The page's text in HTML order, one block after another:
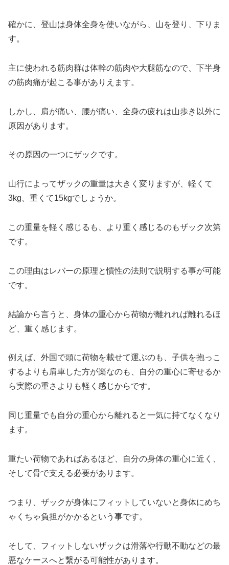
確かに、登山は身体全身を使いながら、山を登り、下りま
す。
主に使われる筋肉群は体幹の筋肉や大腿筋なので、下半身
の筋肉痛が起こる事がありえます。
しかし、肩が痛い、腰が痛い、全身の疲れは山歩き以外に
原因があります。
その原因の一つにザックです。
山行によってザックの重量は大きく変りますが、軽くて
3kg、重くて15kgでしょうか。
この重量を軽く感じるも、より重く感じるのもザック次第
です。
この理由はレバーの原理と慣性の法則で説明する事が可能
です。
結論から言うと、身体の重心から荷物が離れれば離れるほ
ど、重く感じます。
例えば、外国で頭に荷物を載せて運ぶのも、子供を抱っこ
するよりも肩車した方が楽なのも、自分の重心に寄せるか
ら実際の重さよりも軽く感じからです。
同じ重量でも自分の重心から離れると一気に持てなくなり
ます。
重たい荷物であればあるほど、自分の身体の重心に近く、
そして骨で支える必要があります。
つまり、ザックが身体にフィットしていないと身体にめち
ゃくちゃ負担がかかるという事です。
そして、フィットしないザックは滑落や行動不動などの最
悪なケースへと繋がる可能性があります。